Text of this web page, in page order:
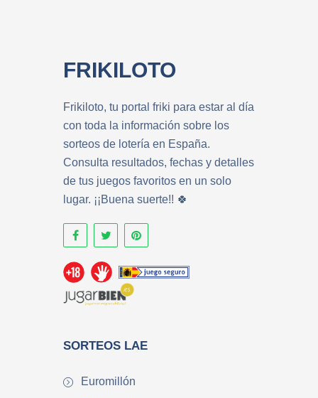
FRIKILOTO
Frikiloto, tu portal friki para estar al día
con toda la información sobre los
sorteos de lotería en España.
Consulta resultados, fechas y detalles
de tus juegos favoritos en un solo
lugar. ¡¡Buena suerte!! 🍀
SORTEOS LAE
Euromillón